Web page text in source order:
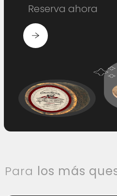
Reserva ahora
Para los más